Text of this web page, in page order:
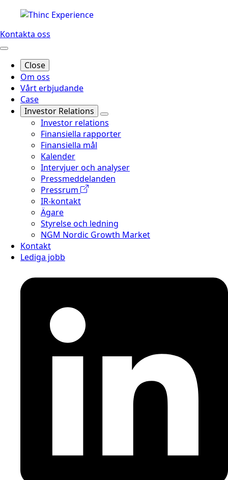
Kontakta oss
Close
Om oss
Vårt erbjudande
Case
Investor Relations
Investor relations
Finansiella rapporter
Finansiella mål
Kalender
Intervjuer och analyser
Pressmeddelanden
Pressrum
IR-kontakt
Ägare
Styrelse och ledning
NGM Nordic Growth Market
Kontakt
Lediga jobb